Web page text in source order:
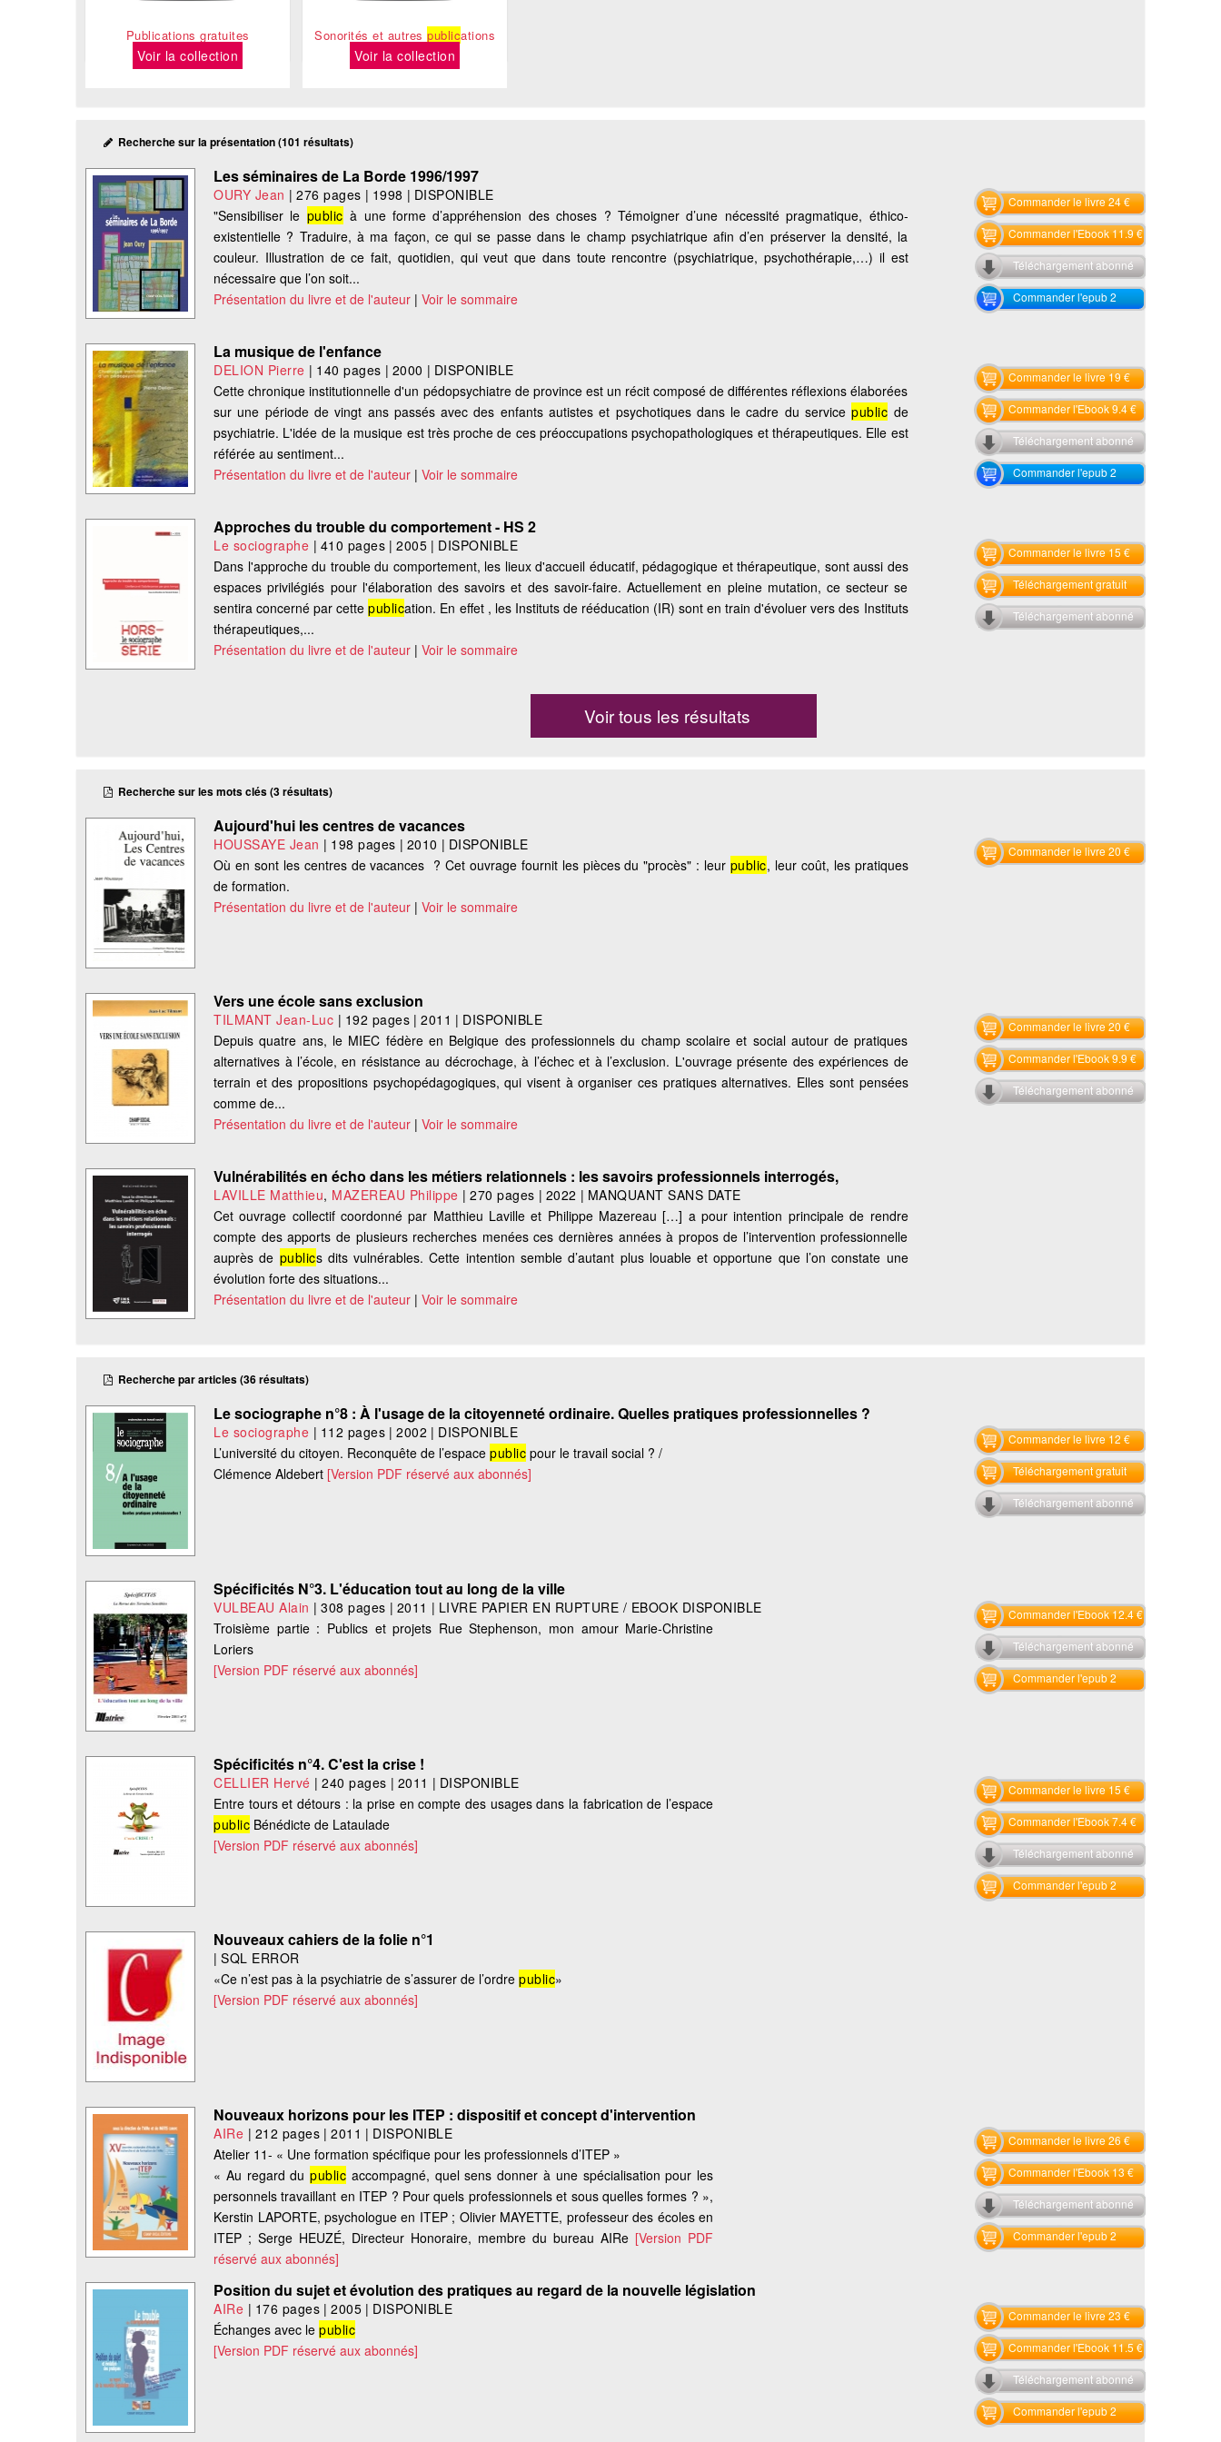
Publications gratuites
Voir la collection
Sonorités et autres publications
Voir la collection
Recherche sur la présentation (101 résultats)
Les séminaires de La Borde 1996/1997
OURY Jean |276 pages | 1998 | DISPONIBLE
"Sensibiliser le public à une forme d’appréhension des choses ? Témoigner d’une nécessité pragmatique, éthico-
existentielle ? Traduire, à ma façon, ce qui se passe dans le champ psychiatrique afin d’en préserver la densité, la
couleur. Illustration de ce fait, quotidien, qui veut que dans toute rencontre (psychiatrique, psychothérapie,…) il est
nécessaire que l’on soit...
Présentation du livre et de l'auteur |Voir le sommaire
Commander le livre 24 €
Commander l'Ebook 11.9 €
Téléchargement abonné
Commander l'epub 2
La musique de l'enfance
DELION Pierre | 140 pages | 2000 | DISPONIBLE
Cette chronique institutionnelle d'un pédopsychiatre de province est un récit composé de différentes réflexions élaborées
sur une période de vingt ans passés avec des enfants autistes et psychotiques dans le cadre du servicepublic de
psychiatrie. L'idée de la musique est très proche de ces préoccupations psychopathologiques et thérapeutiques. Elle est
référée au sentiment...
Présentation du livre et de l'auteur |Voir le sommaire
Commander le livre 19 €
Commander l'Ebook 9.4 €
Téléchargement abonné
Commander l'epub 2
Approches du trouble du comportement - HS 2
Le sociographe | 410 pages |2005 | DISPONIBLE
Dans l'approche du trouble du comportement, les lieux d'accueil éducatif, pédagogique et thérapeutique, sont aussi des
espaces privilégiés pour l'élaboration des savoirs et des savoir-faire. Actuellement en pleine mutation, ce secteur se
sentira concerné par cettepublication. En effet , les Instituts de rééducation (IR) sont en train d'évoluer vers des Instituts
thérapeutiques,...
Présentation du livre et de l'auteur |Voir le sommaire
Commander le livre 15 €
Téléchargement gratuit
Téléchargement abonné
Voir tous les résultats
Recherche sur les mots clés (3 résultats)
Aujourd'hui les centres de vacances
HOUSSAYE Jean | 198 pages | 2010 | DISPONIBLE
Où en sont les centres de vacances ? Cet ouvrage fournit les pièces du "procès" : leur public, leur coût, les pratiques
de formation.
Présentation du livre et de l'auteur |Voir le sommaire
Commander le livre 20 €
Vers une école sans exclusion
TILMANT Jean-Luc | 192 pages |2011 | DISPONIBLE
Depuis quatre ans, le MIEC fédère en Belgique des professionnels du champ scolaire et social autour de pratiques
alternatives à l’école, en résistance au décrochage, à l’échec et à l’exclusion. L'ouvrage présente des expériences de
terrain et des propositions psychopédagogiques, qui visent à organiser ces pratiques alternatives. Elles sont pensées
comme de...
Présentation du livre et de l'auteur |Voir le sommaire
Commander le livre 20 €
Commander l'Ebook 9.9 €
Téléchargement abonné
Vulnérabilités en écho dans les métiers relationnels : les savoirs professionnels interrogés,
LAVILLE Matthieu, MAZEREAU Philippe |270 pages | 2022 | MANQUANT SANS DATE
Cet ouvrage collectif coordonné par Matthieu Laville et Philippe Mazereau […] a pour intention principale de rendre
compte des apports de plusieurs recherches menées ces dernières années à propos de l’intervention professionnelle
auprès de publics dits vulnérables. Cette intention semble d’autant plus louable et opportune que l’on constate une
évolution forte des situations...
Présentation du livre et de l'auteur |Voir le sommaire
Recherche par articles (36 résultats)
Le sociographe n°8 : À l'usage de la citoyenneté ordinaire. Quelles pratiques professionnelles ?
Le sociographe | 112 pages |2002 | DISPONIBLE
L’université du citoyen. Reconquête de l’espacepublic pour le travail social ? /
Clémence Aldebert [Version PDF réservé aux abonnés]
Commander le livre 12 €
Téléchargement gratuit
Téléchargement abonné
Spécificités N°3. L'éducation tout au long de la ville
VULBEAU Alain |308 pages | 2011 | LIVRE PAPIER EN RUPTURE / EBOOK DISPONIBLE
Troisième partie : Publics et projets Rue Stephenson, mon amour Marie-Christine
Loriers
[Version PDF réservé aux abonnés]
Commander l'Ebook 12.4 €
Téléchargement abonné
Commander l'epub 2
Spécificités n°4. C'est la crise !
CELLIER Hervé |240 pages | 2011 | DISPONIBLE
Entre tours et détours : la prise en compte des usages dans la fabrication de l’espace
public Bénédicte de Lataulade
[Version PDF réservé aux abonnés]
Commander le livre 15 €
Commander l'Ebook 7.4 €
Téléchargement abonné
Commander l'epub 2
Nouveaux cahiers de la folie n°1
|SQL ERROR
«Ce n’est pas à la psychiatrie de s’assurer de l’ordrepublic»
[Version PDF réservé aux abonnés]
Nouveaux horizons pour les ITEP : dispositif et concept d'intervention
AIRe | 212 pages |2011 | DISPONIBLE
Atelier 11- « Une formation spécifique pour les professionnels d’ITEP »
« Au regard dupublic accompagné, quel sens donner à une spécialisation pour les
personnels travaillant en ITEP ? Pour quels professionnels et sous quelles formes ? »,
Kerstin LAPORTE, psychologue en ITEP ; Olivier MAYETTE, professeur des écoles en
ITEP ; Serge HEUZÉ, Directeur Honoraire, membre du bureau AIRe [Version PDF
réservé aux abonnés]
Commander le livre 26 €
Commander l'Ebook 13 €
Téléchargement abonné
Commander l'epub 2
Position du sujet et évolution des pratiques au regard de la nouvelle législation
AIRe | 176 pages |2005 | DISPONIBLE
Échanges avec lepublic
[Version PDF réservé aux abonnés]
Commander le livre 23 €
Commander l'Ebook 11.5 €
Téléchargement abonné
Commander l'epub 2